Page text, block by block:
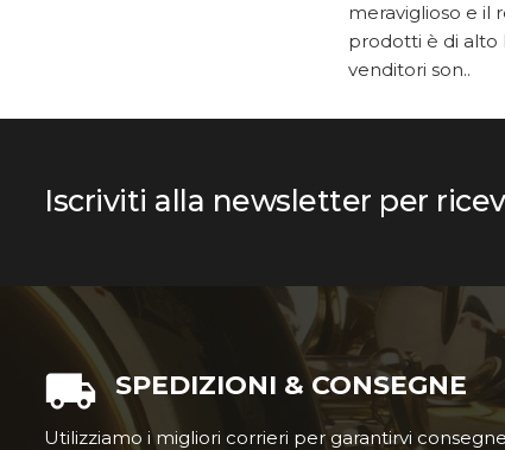
meraviglioso e il
prodotti è di alto
venditori son..
Iscriviti alla newsletter per
SPEDIZIONI & CONSEGNE
Utilizziamo i migliori corrieri per garantirvi consegne